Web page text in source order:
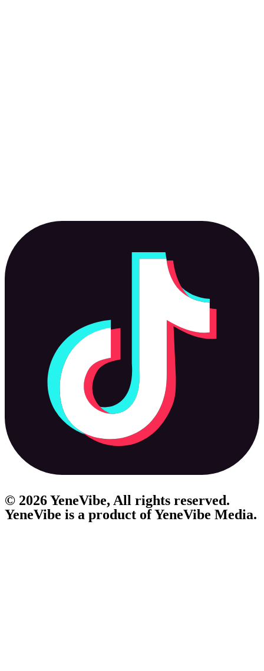
© 2026 YeneVibe, All rights reserved.
YeneVibe is a product ofYeneVibe Media.